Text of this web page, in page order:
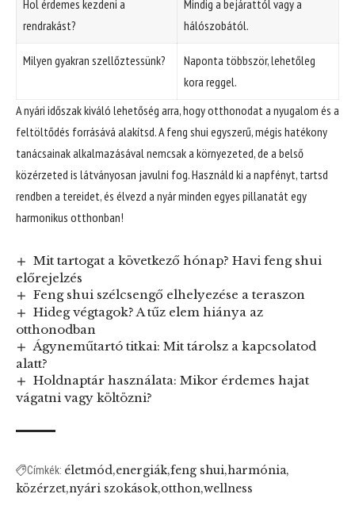
Hol érdemes kezdeni a
rendrakást?
Mindig a bejárattól vagy a
hálószobától.
Milyen gyakran szellőztessünk?
Naponta többször, lehetőleg
kora reggel.
A nyári időszak kiváló lehetőség arra, hogy otthonodat a nyugalom és a
feltöltődés forrásává alakítsd. A feng shui egyszerű, mégis hatékony
tanácsainak alkalmazásával nemcsak a környezeted, de a belső
közérzeted is látványosan javulni fog. Használd ki a napfényt, tartsd
rendben a tereidet, és élvezd a nyár minden egyes pillanatát egy
harmonikus otthonban!
Mit tartogat a következő hónap? Havi feng shui
előrejelzés
Feng shui szélcsengő elhelyezése a teraszon
Hideg végtagok? A tűz elem hiánya az
otthonodban
Ágyneműtartó titkai: Mit tárolsz a kapcsolatod
alatt?
Holdnaptár használata: Mikor érdemes hajat
vágatni vagy költözni?
Címkék: életmód energiák feng shui harmónia
közérzet nyári szokások otthon wellness